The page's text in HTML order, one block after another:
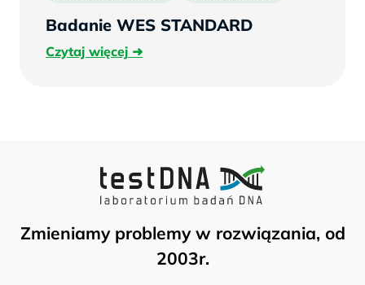
Badanie WES STANDARD
Czytaj więcejCzytaj
Zmieniamy problemy w rozwiązania, od
2003r.